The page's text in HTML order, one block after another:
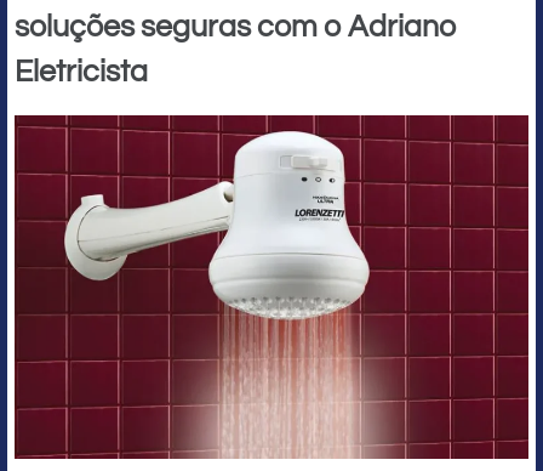
soluções seguras com o Adriano
Eletricista